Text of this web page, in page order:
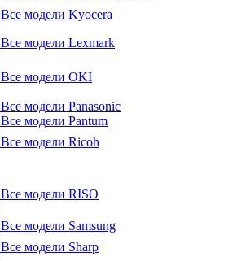
Все модели Kyocera
Все модели Lexmark
Все модели OKI
Все модели Panasonic
Все модели Pantum
Все модели Ricoh
Все модели RISO
Все модели Samsung
Все модели Sharp